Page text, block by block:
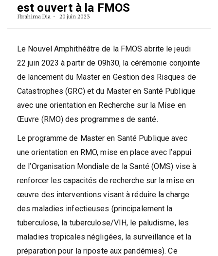
est ouvert à la FMOS
Ibrahima Dia 20 juin 2023
Le Nouvel Amphithéâtre de la FMOS abrite le jeudi
22 juin 2023 à partir de 09h30, la cérémonie conjointe
de lancement du Master en Gestion des Risques de
Catastrophes (GRC) et du Master en Santé Publique
avec une orientation en Recherche sur la Mise en
Œuvre (RMO) des programmes de santé.
Le programme de Master en Santé Publique avec
une orientation en RMO, mise en place avec l’appui
de l’Organisation Mondiale de la Santé (OMS) vise à
renforcer les capacités de recherche sur la mise en
œuvre des interventions visant à réduire la charge
des maladies infectieuses (principalement la
tuberculose, la tuberculose/VIH, le paludisme, les
maladies tropicales négligées, la surveillance et la
préparation pour la riposte aux pandémies). Ce